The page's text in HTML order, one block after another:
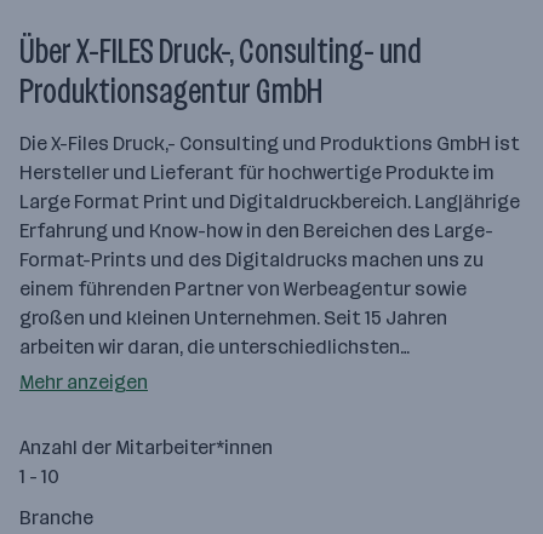
Über X-FILES Druck-, Consulting- und
Produktionsagentur GmbH
Die X-Files Druck,- Consulting und Produktions GmbH ist
Hersteller und Lieferant für hochwertige Produkte im
Large Format Print und Digitaldruckbereich. Langjährige
Erfahrung und Know-how in den Bereichen des Large-
Format-Prints und des Digitaldrucks machen uns zu
einem führenden Partner von Werbeagentur sowie
großen und kleinen Unternehmen. Seit 15 Jahren
arbeiten wir daran, die unterschiedlichsten…
Mehr anzeigen
Anzahl der Mitarbeiter*innen
1 - 10
Branche